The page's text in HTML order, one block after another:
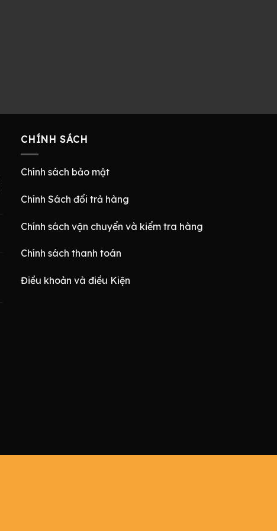
CHÍNH SÁCH
Chính sách bảo mật
Chính Sách đổi trả hàng
Chính sách vận chuyển và kiểm tra hàng
Chính sách thanh toán
Điều khoản và điều Kiện